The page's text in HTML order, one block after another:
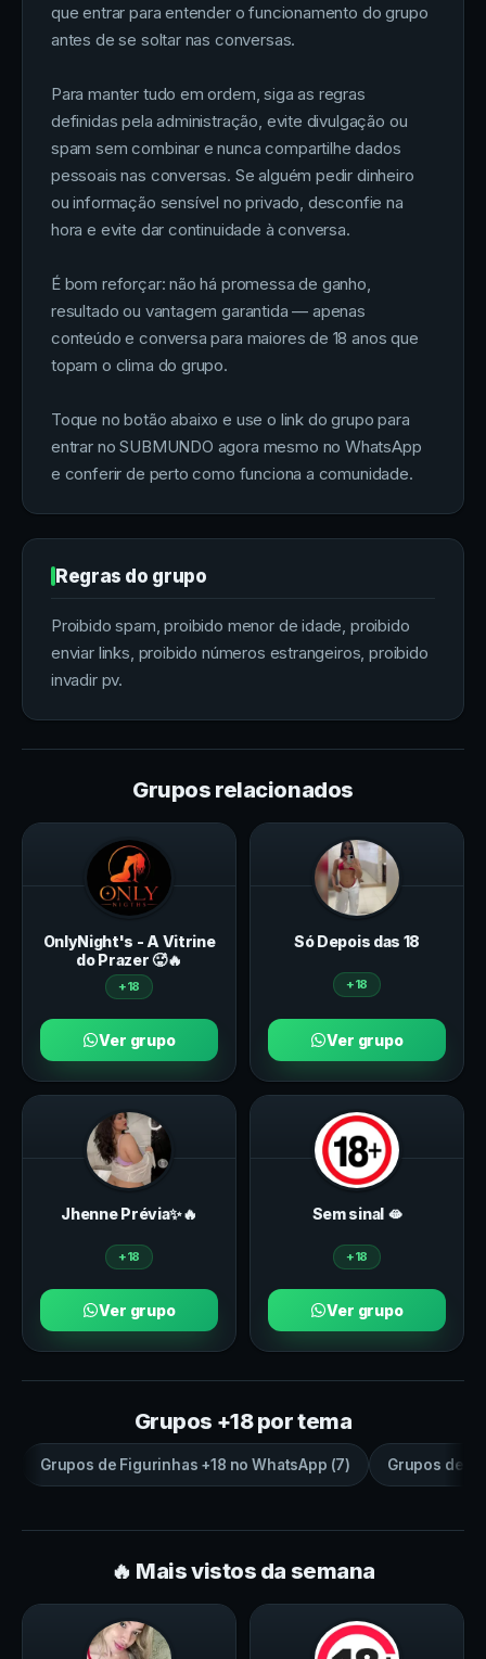
que entrar para entender o funcionamento do grupo
antes de se soltar nas conversas.
Para manter tudo em ordem, siga as regras
definidas pela administração, evite divulgação ou
spam sem combinar e nunca compartilhe dados
pessoais nas conversas. Se alguém pedir dinheiro
ou informação sensível no privado, desconfie na
hora e evite dar continuidade à conversa.
É bom reforçar: não há promessa de ganho,
resultado ou vantagem garantida — apenas
conteúdo e conversa para maiores de 18 anos que
topam o clima do grupo.
Toque no botão abaixo e use o link do grupo para
entrar no SUBMUNDO agora mesmo no WhatsApp
e conferir de perto como funciona a comunidade.
Regras do grupo
Proibido spam, proibido menor de idade, proibido
enviar links, proibido números estrangeiros, proibido
invadir pv.
Grupos relacionados
OnlyNight's - A Vitrine
do Prazer 🥵🔥
+18
Ver grupo
Só Depois das 18
+18
Ver grupo
Jhenne Prévia✨🔥
+18
Ver grupo
Sem sinal 🫦
+18
Ver grupo
Grupos +18 por tema
Grupos de Figurinhas +18 noWhatsApp (7) Grupos de
🔥 Mais vistos da semana